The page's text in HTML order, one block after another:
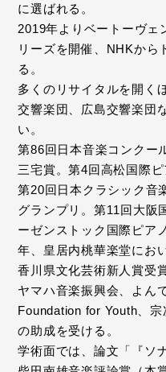
に選ばれる。
2019年よりベートーヴェ
リーズを開催、NHKから
る。
多くのリサイタルを開く
交響楽団、広島交響楽団
い。
第86回日本音楽コンクー
三宅賞。第4回高松国際
第20回日本クラシック音
グランプリ。第11回大阪
ーゼンストック国際ピア
年、皇居内桃華楽堂にお
香川県文化芸術新人賞受賞
ヤマハ音楽振興会、よん
Foundation for Youth、
の助成を受ける。
学術面では、論文「『ソ